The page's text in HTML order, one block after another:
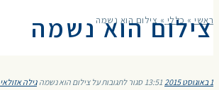
ראשי » כללי » צילום הוא נשמה
צילום הוא נשמה
1 באוגוסט 2015 13:51 סגור לתגובותעל צילום הוא נשמה גילה אזולאי